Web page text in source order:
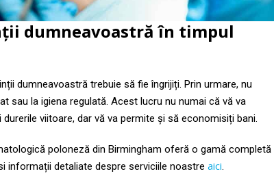
dumneavoastră în timpul
dumneavoastră trebuie să fie îngrijiți. Prin urmare, nu
sau la igiena regulată. Acest lucru nu numai că vă va
viitoare, dar vă va permite și să economisiți bani.
poloneză din Birmingham oferă o gamă completă
informații detaliate despre serviciile noastre aici.